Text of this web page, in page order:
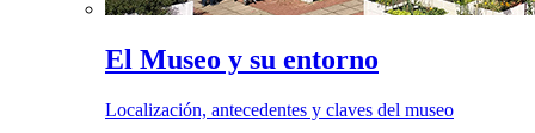
El Museo y su entorno
Localización, antecedentes y claves del museo